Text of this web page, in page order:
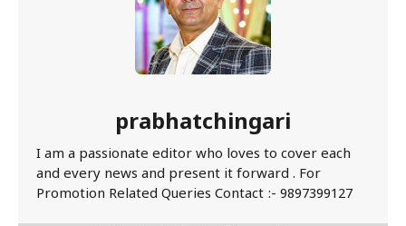
prabhatchingari
I am a passionate editor who loves to cover each
and every news and present it forward . For
Promotion Related Queries Contact :- 9897399127